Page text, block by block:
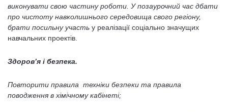
виконувати свою частину роботи. У позаурочний час дбати
про чистоту навколишнього середовища свого регіону,
брати посильну участь у реалізації соціально значущих
навчальних проектів.
Здоров’я і безпека.
Повторити правила техніки безпеки та правила
поводження в хімічному кабінеті;